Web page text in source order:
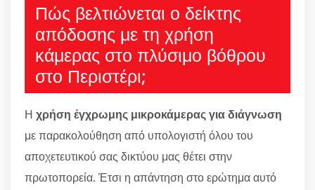
Πώς βελτιώνεται ο δείκτης
απόδοσης με τη χρήση
κάμερας στο πλύσιμο βόθρου
στο Περιστέρι;
Η χρήση έγχρωμης μικροκάμερας για διάγνωση
με παρακολούθηση από υπολογιστή όλου του
αποχετευτικού σας δικτύου μας θέτει στην
πρωτοπορεία. Έτσι η απάντηση στο ερώτημα αυτό